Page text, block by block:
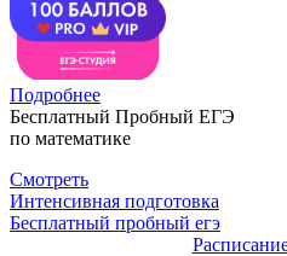
Подробнее
Бесплатный Пробный ЕГЭ
по математике
Смотреть
Интенсивная подготовка
Бесплатный пробный егэ